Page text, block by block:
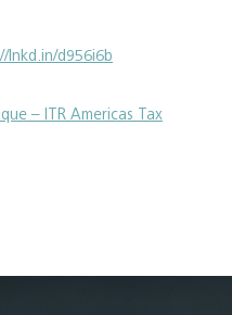
lnkd.in/d956i6b
– ITR Americas Tax